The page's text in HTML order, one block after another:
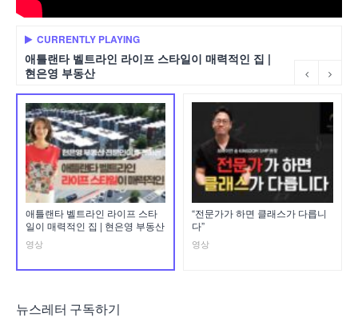
CURRENTLY PLAYING
애틀랜타 벨트라인 라이프 스타일이 매력적인 집 |
현은영 부동산
애틀랜타 벨트라인 라이프 스타
일이 매력적인 집 | 현은영 부동산
영상
“전문가가 하면 클래스가 다릅니
다”
영상
뉴스레터 구독하기